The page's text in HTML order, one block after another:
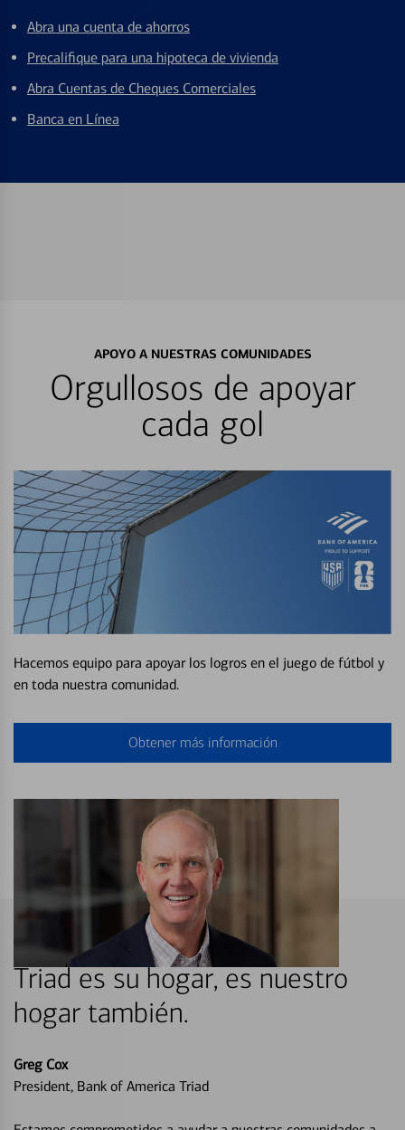
Abra una cuenta de ahorros
Precalifique para una hipoteca de vivienda
Abra Cuentas de Cheques Comerciales
Banca en Línea
APOYO A NUESTRAS COMUNIDADES
Orgullosos de apoyar
cada gol
Hacemos equipo para apoyar los logros en el juego de fútbol y
en toda nuestra comunidad.
Obtener más información
Triad es su hogar, es nuestro
hogar también.
Greg Cox
President, Bank of America Triad